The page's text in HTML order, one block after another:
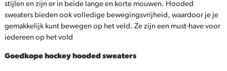
stijlen en zijn er in beide lange en korte mouwen. Hooded
sweaters bieden ook volledige bewegingsvrijheid, waardoor je je
gemakkelijk kunt bewegen op het veld. Ze zijn een must-have voor
iedereen op het vold
Goedkope hockey hooded sweaters